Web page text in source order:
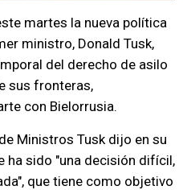
martes la nueva política
ministro, Donald Tusk,
del derecho de asilo
sus fronteras,
con Bielorrusia.
Ministros Tusk dijo en su
ha sido "una decisión difícil,
que tiene como objetivo